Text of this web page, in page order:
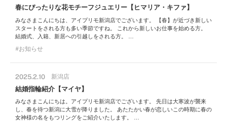
春にぴったりな花モチーフジュエリー【ヒマリア・キファ】
みなさまこんにちは、アイプリモ新潟店でございます。 【春】が近づき新しい
スタートをされる方も多い季節ですね。 これから新しいお仕事を始める方。
結婚式、入籍、新居への引越しをされる方。 …
お知らせ
2025.2.10 新潟店
結婚指輪紹介【マイヤ】
みなさまこんにちは。アイプリモ新潟店でございます。 先日は大寒波が襲来
し、春を待つ新潟に大雪が降りました。 あたたかい春が恋しいこの時期に春の
女神様の名をもつリングをご紹介いたします。 …